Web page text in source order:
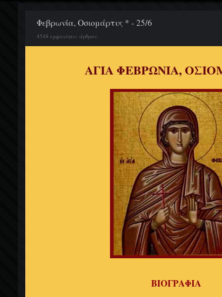
Φεβρωνία, Οσιομάρτυς * - 25/6
4548 εμφανίσεις άρθρου
ΑΓΙΑ ΦΕΒΡΩΝΙΑ,
ΒΙΟΓΡΑΦΙΑ